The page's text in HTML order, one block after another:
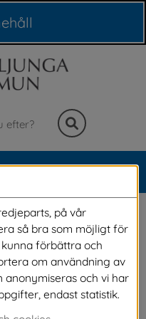
en fristående
en annan
som en bostad.
på vår
så bra som möjligt för
förbättra och
om användning av
anonymiseras och vi har
endast statistik.